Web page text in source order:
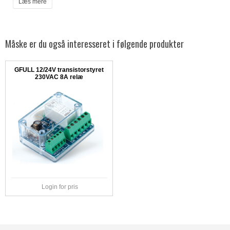
Læs mere
Måske er du også interesseret i følgende produkter
GFULL 12/24V transistorstyret
230VAC 8A relæ
Login for pris